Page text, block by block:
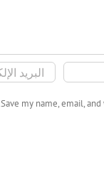
Save my name, email,